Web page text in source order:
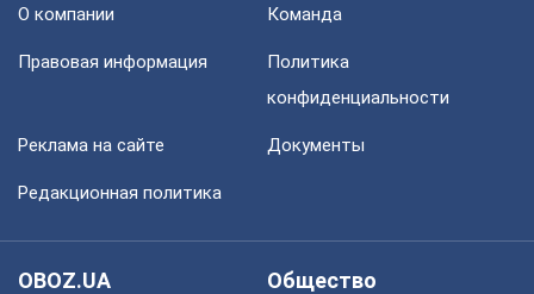
О компании Команда
Правовая информация
Политика
конфиденциальности
Реклама на сайте Документы
Редакционная политика
OBOZ.UA
Общество